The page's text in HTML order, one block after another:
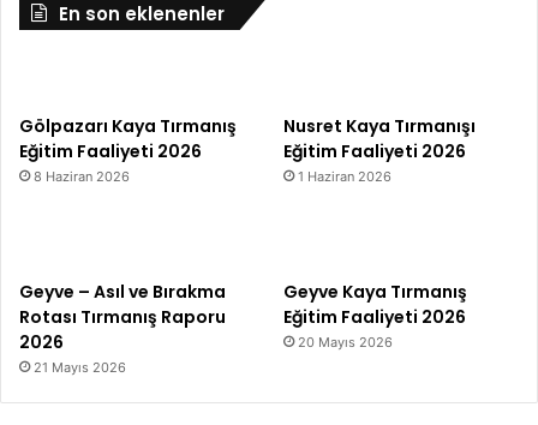
En son eklenenler
Gölpazarı Kaya Tırmanış
Eğitim Faaliyeti 2026
8 Haziran 2026
Nusret Kaya Tırmanışı
Eğitim Faaliyeti 2026
1 Haziran 2026
Geyve – Asıl ve Bırakma
Rotası Tırmanış Raporu
2026
21 Mayıs 2026
Geyve Kaya Tırmanış
Eğitim Faaliyeti 2026
20 Mayıs 2026